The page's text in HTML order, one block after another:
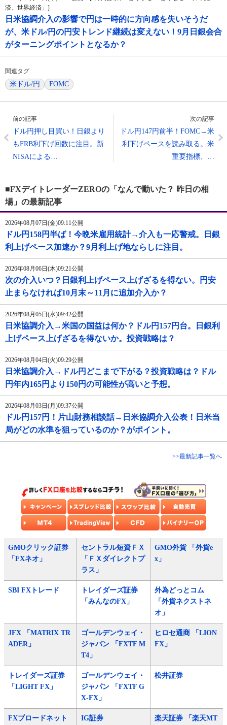
済、世界経済」]
日米協調介入の影響で円は一時的に方向感を失いそうだ
が、米ドル/円の円安トレンド継続は変えない！9月日銀会合
がターニングポイントとなるか？
関連タグ
米ドル/円 FOMC
前の記事
ドル円押し目買い！日銀より
もFRB利下げ回数に注目。新
NISAによる…
次の記事
ドル円147円前半！FOMC→米
利下げペースを読み取る。米
重要指標、…
■FXデイトレーダーZEROの「なんで動いた？ 昨日の相
場」の最新記事
2026年08月07日(金)09:11公開
ドル円158円半ば！今晩米雇用統計→介入も一応警戒。日銀
利上げペース加速か？9月利上げ地ならしに注目。
2026年08月06日(木)09:21公開
次の介入いつ？日銀利上げペース上げざるを得ない。円安
止まらなければ10月末～11月に追加介入か？
2026年08月05日(水)09:42公開
日米協調介入→米国の国益は何か？ドル円157円台。日銀利
上げペース上げざるを得ないか。投資戦略は？
2026年08月04日(火)09:29公開
日米協調介入→ドル円どこまで下がる？投資戦略は？ドル
円年内165円より150円の可能性が高いと予想。
2026年08月03日(月)09:37公開
ドル円157円！片山財務相談話→日米協調介入公表！日米当
局がどの水準を狙っているのか？がポイント。
>>最新記事一覧へ
GMOクリック証券
「FXネオ」
セントラル短資ＦＸ
「ＦＸダイレクトプ
ラス」
GMO外貨 「外貨e
x」
SBI FXトレード
トレイダーズ証券
「みんなのFX」
外為どっとコム
「外貨ネクストネ
オ」
JFX 「MATRIX TR
ADER」
ゴールデンウェイ・
ジャパン 「FXTF M
T4」
ヒロセ通商 「LION
FX」
トレイダーズ証券
「LIGHT FX」
ゴールデンウェイ・
ジャパン 「FXTF G
X-FX」
松井証券
FXブロードネット IG証券
楽天証券 「楽天MT